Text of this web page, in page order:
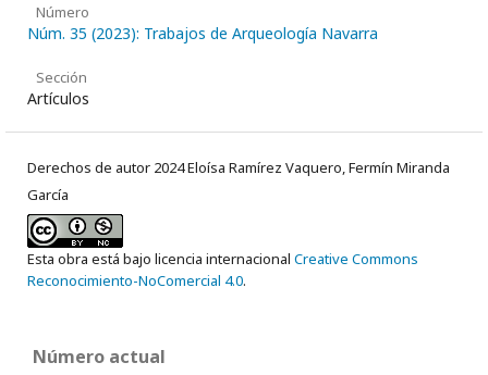
Número
Núm. 35 (2023): Trabajos de Arqueología Navarra
Sección
Artículos
Derechos de autor 2024 Eloísa Ramírez Vaquero, Fermín Miranda
García
Esta obra está bajo licencia internacional Creative Commons
Reconocimiento-NoComercial 4.0.
Número actual